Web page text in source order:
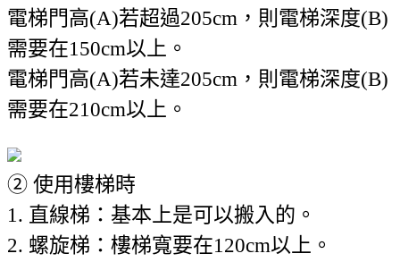
電梯門高(A)若超過205cm，則電梯深度(B)
需要在150cm以上。
電梯門高(A)若未達205cm，則電梯深度(B)
需要在210cm以上。
② 使用樓梯時
1. 直線梯：基本上是可以搬入的。
2. 螺旋梯：樓梯寬要在120cm以上。